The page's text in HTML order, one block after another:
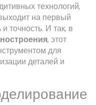
технологий,
на первый
точность. И так, в
, этот
для
деталей и